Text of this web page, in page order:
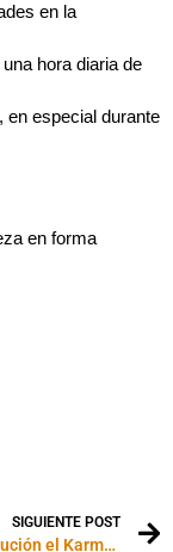
en la
hora diaria de
en especial durante
en forma
SIGUIENTE POST
¿Tiene resolución el Karma?